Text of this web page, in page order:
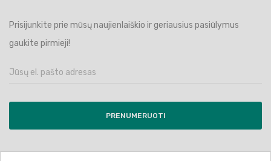
Prisijunkite prie mūsų naujienlaiškio ir geriausius pasiūlymus
gaukite pirmieji!
PRENUMERUOTI